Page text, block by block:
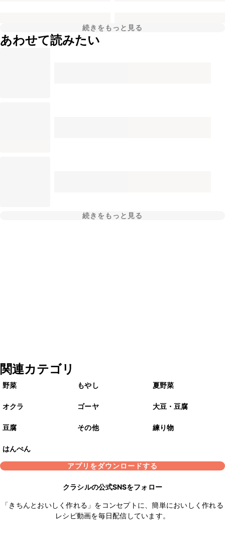
続きをもっと見る
あわせて読みたい
続きをもっと見る
関連カテゴリ
野菜 もやし 夏野菜
オクラ ゴーヤ 大豆・豆腐
豆腐 その他 練り物
はんぺん
アプリをダウンロードする
クラシルの公式SNSをフォロー
「きちんとおいしく作れる」をコンセプトに、簡単においしく作れる
レシピ動画を毎日配信しています。